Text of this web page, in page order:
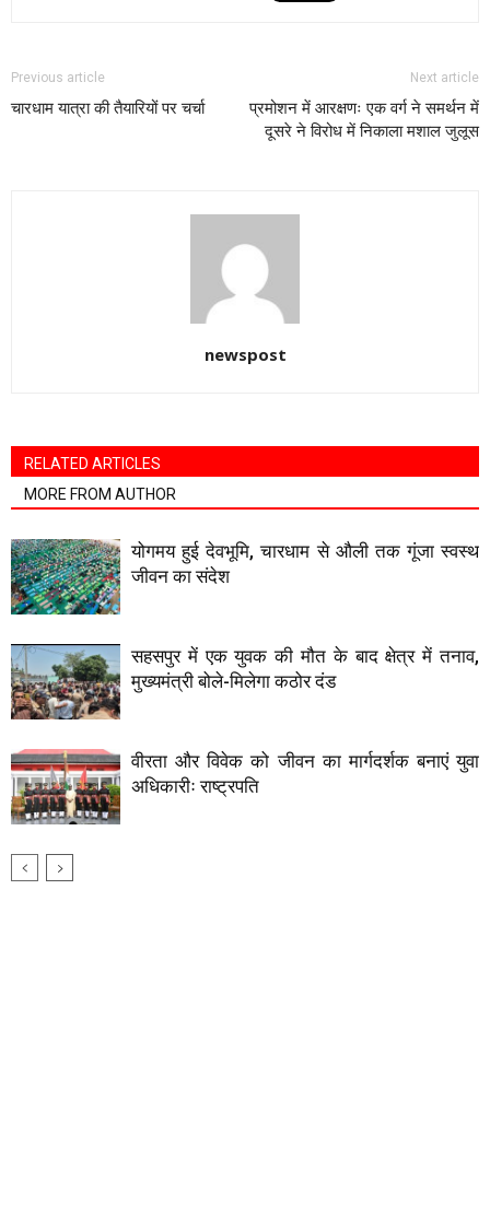
Previous article
चारधाम यात्रा की तैयारियों पर चर्चा
Next article
प्रमोशन में आरक्षणः एक वर्ग ने समर्थन में
दूसरे ने विरोध में निकाला मशाल जुलूस
newspost
RELATED ARTICLES
MORE FROM AUTHOR
योगमय हुई देवभूमि, चारधाम से औली तक गूंजा स्वस्थ
जीवन का संदेश
सहसपुर में एक युवक की मौत के बाद क्षेत्र में तनाव,
मुख्यमंत्री बोले-मिलेगा कठोर दंड
वीरता और विवेक को जीवन का मार्गदर्शक बनाएं युवा
अधिकारीः राष्ट्रपति